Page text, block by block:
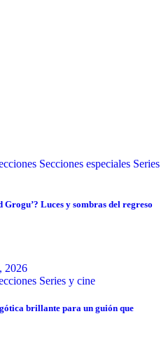
Secciones especiales Series
Luces y sombras del regreso
2026
Series y cine
brillante para un guión que